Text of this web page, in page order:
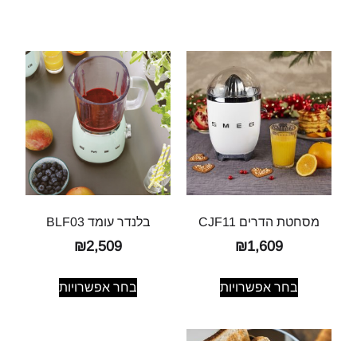
מסחטת הדרים CJF11
₪1,609
בחר אפשרויות
בלנדר עומד BLF03
₪2,509
בחר אפשרויות